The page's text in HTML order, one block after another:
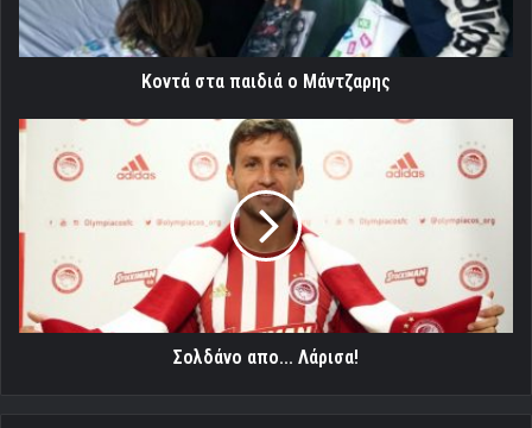
Κοντά στα παιδιά ο Μάντζαρης
Σολδάνο
απο...
Λάρισα!
Σολδάνο απο... Λάρισα!